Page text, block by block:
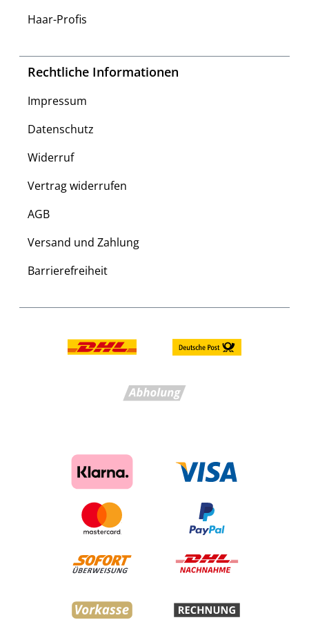
Haar-Profis
Rechtliche Informationen
Impressum
Datenschutz
Widerruf
Vertrag widerrufen
AGB
Versand und Zahlung
Barrierefreiheit